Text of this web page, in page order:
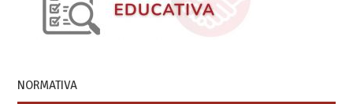
NORMATIVA